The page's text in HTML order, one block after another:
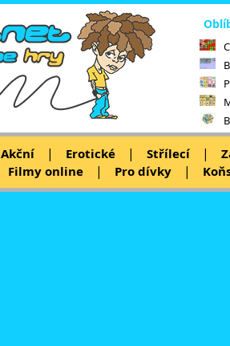
Akční | Erotické | Střílecí |
Filmy online | Pro dívky |